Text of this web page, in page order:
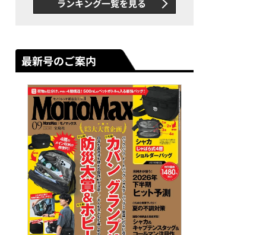
記事ランキングベスト3】
（2026年6月版）
ランキング一覧を見る
最新号のご案内